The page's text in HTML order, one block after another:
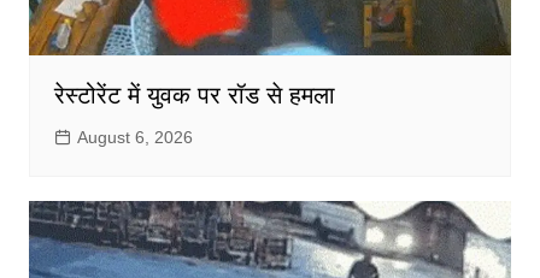
रेस्टोरेंट में युवक पर रॉड से हमला
August 6, 2026